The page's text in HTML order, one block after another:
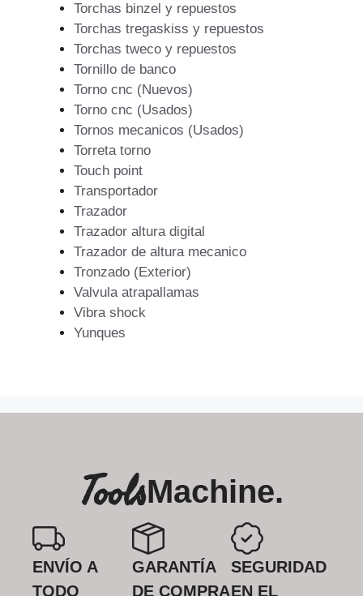
Torchas binzel y repuestos
Torchas tregaskiss y repuestos
Torchas tweco y repuestos
Tornillo de banco
Torno cnc (Nuevos)
Torno cnc (Usados)
Tornos mecanicos (Usados)
Torreta torno
Touch point
Transportador
Trazador
Trazador altura digital
Trazador de altura mecanico
Tronzado (Exterior)
Valvula atrapallamas
Vibra shock
Yunques
ToolsMachine.
ENVÍO A
TODO
GARANTÍA
DE COMPRA
SEGURIDAD
EN EL